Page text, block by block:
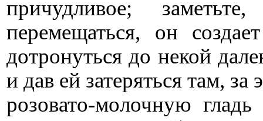
причудливое;
перемещаться, он
дотронуться до некой
и дав ей затеряться там,
розовато-молочную